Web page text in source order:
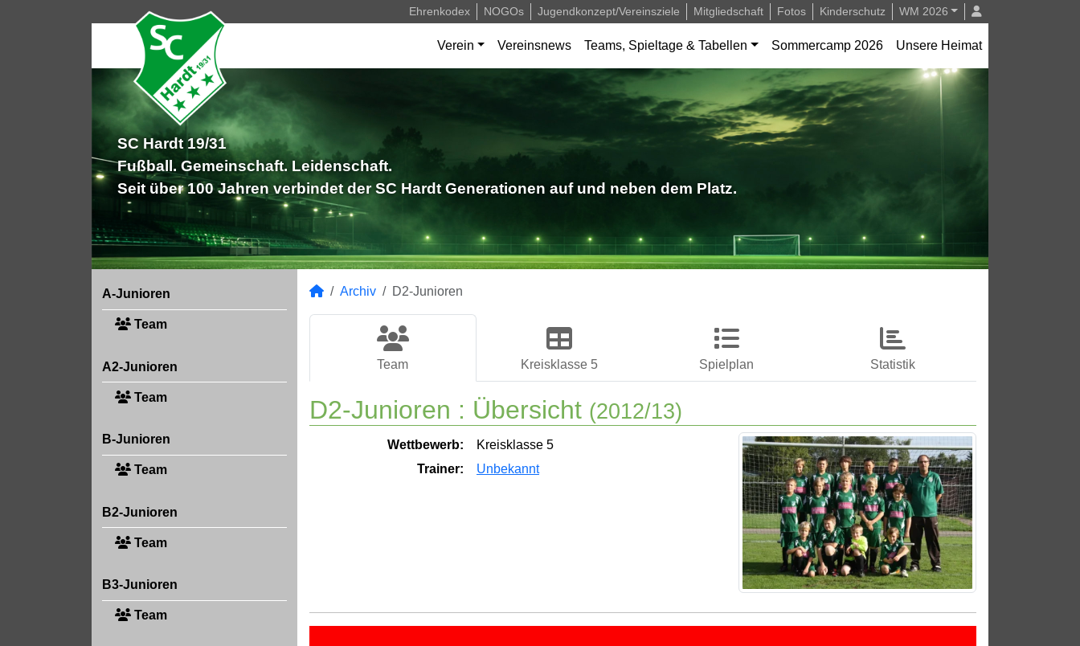
Ehrenkodex NOGOs Jugendkonzept/Vereinsziele Mitgliedschaft Fotos Kinderschutz WM 2026
Verein Vereinsnews Teams, Spieltage & Tabellen Sommercamp 2026 Unsere Heimat
SC Hardt 19/31
Fußball. Gemeinschaft. Leidenschaft.
Seit über 100 Jahren verbindet der SC Hardt Generationen auf und neben dem Platz.
A-Junioren
Team
A2-Junioren
Team
B-Junioren
Team
B2-Junioren
Team
B3-Junioren
Team
Archiv D2-Junioren
Team Kreisklasse 5 Spielplan Statistik
D2-Junioren : Übersicht (2012/13)
Wettbewerb:
Kreisklasse 5
Trainer:
Unbekannt